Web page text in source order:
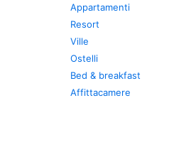
Appartamenti
Resort
Ville
Ostelli
Bed & breakfast
Affittacamere